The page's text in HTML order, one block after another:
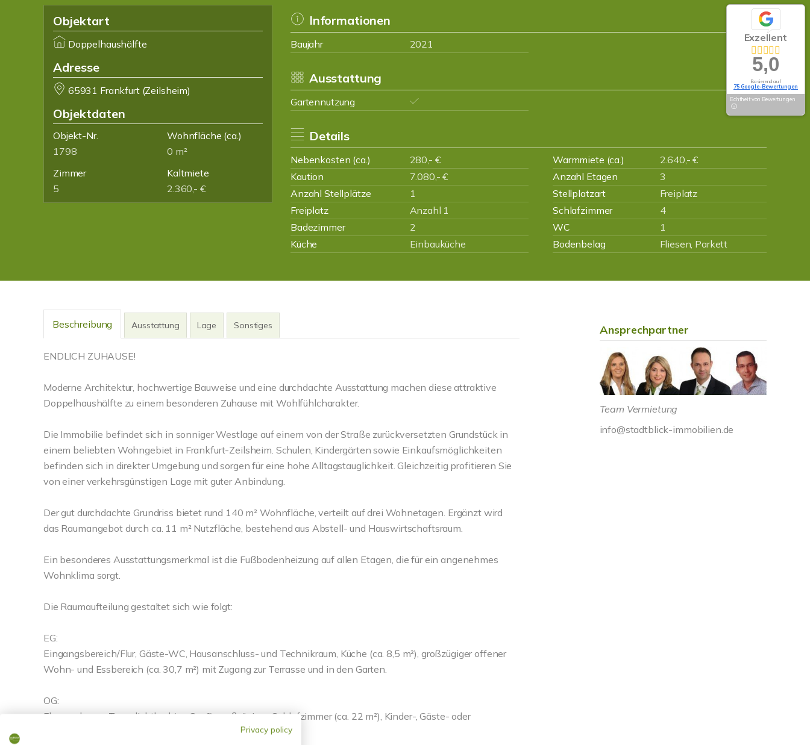
Objektart
Doppelhaushälfte
Adresse
65931 Frankfurt (Zeilsheim)
Objektdaten
Objekt-Nr.
1798
Wohnfläche (ca.)
0 m²
Zimmer
5
Kaltmiete
2.360,- €
Informationen
Baujahr 2021
Ausstattung
Gartennutzung
Details
Nebenkosten (ca.) 280,- € Warmmiete (ca.)
2.640,- €
Kaution
7.080,- € Anzahl Etagen
3
Anzahl Stellplätze
1 Stellplatzart
Freiplatz
Freiplatz
Anzahl 1 Schlafzimmer
4
Badezimmer
2 WC
1
Küche
Einbauküche Bodenbelag Fliesen, Parkett
Beschreibung Ausstattung Lage Sonstiges
ENDLICH ZUHAUSE!
Moderne Architektur, hochwertige Bauweise und eine durchdachte Ausstattung machen diese attraktive
Doppelhaushälfte zu einem besonderen Zuhause mit Wohlfühlcharakter.
Die Immobilie befindet sich in sonniger Westlage auf einem von der Straße zurückversetzten Grundstück in
einem beliebten Wohngebiet in Frankfurt-Zeilsheim. Schulen, Kindergärten sowie Einkaufsmöglichkeiten
befinden sich in direkter Umgebung und sorgen für eine hohe Alltagstauglichkeit. Gleichzeitig profitieren Sie
von einer verkehrsgünstigen Lage mit guter Anbindung.
Der gut durchdachte Grundriss bietet rund 140 m² Wohnfläche, verteilt auf drei Wohnetagen. Ergänzt wird
das Raumangebot durch ca. 11 m² Nutzfläche, bestehend aus Abstell- und Hauswirtschaftsraum.
Ein besonderes Ausstattungsmerkmal ist die Fußbodenheizung auf allen Etagen, die für ein angenehmes
Wohnklima sorgt.
Die Raumaufteilung gestaltet sich wie folgt:
EG:
Eingangsbereich/Flur, Gäste-WC, Hausanschluss- und Technikraum, Küche (ca. 8,5 m²), großzügiger offener
Wohn- und Essbereich (ca. 30,7 m²) mit Zugang zur Terrasse und in den Garten.
OG:
Flur, modernes Tageslichtbad (ca. 8 m²), großzügiges Schlafzimmer (ca. 22 m²), Kinder-, Gäste- oder
Ansprechpartner
Team Vermietung
info@stadtblick-immobilien.de
Exzellent
5,0
Basierend auf
75 Google-Bewertungen
Echtheit von Bewertungen
Privacy policy